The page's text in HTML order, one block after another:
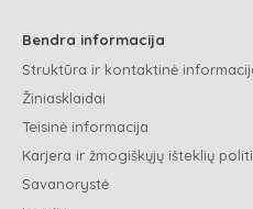
Bendra informacija
Struktūra ir kontaktinė
Žiniasklaidai
Teisinė informacija
Karjera ir žmogiškųjų išteklių
Savanorystė